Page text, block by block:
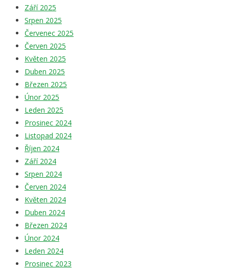
Září 2025
Srpen 2025
Červenec 2025
Červen 2025
Květen 2025
Duben 2025
Březen 2025
Únor 2025
Leden 2025
Prosinec 2024
Listopad 2024
Říjen 2024
Září 2024
Srpen 2024
Červen 2024
Květen 2024
Duben 2024
Březen 2024
Únor 2024
Leden 2024
Prosinec 2023